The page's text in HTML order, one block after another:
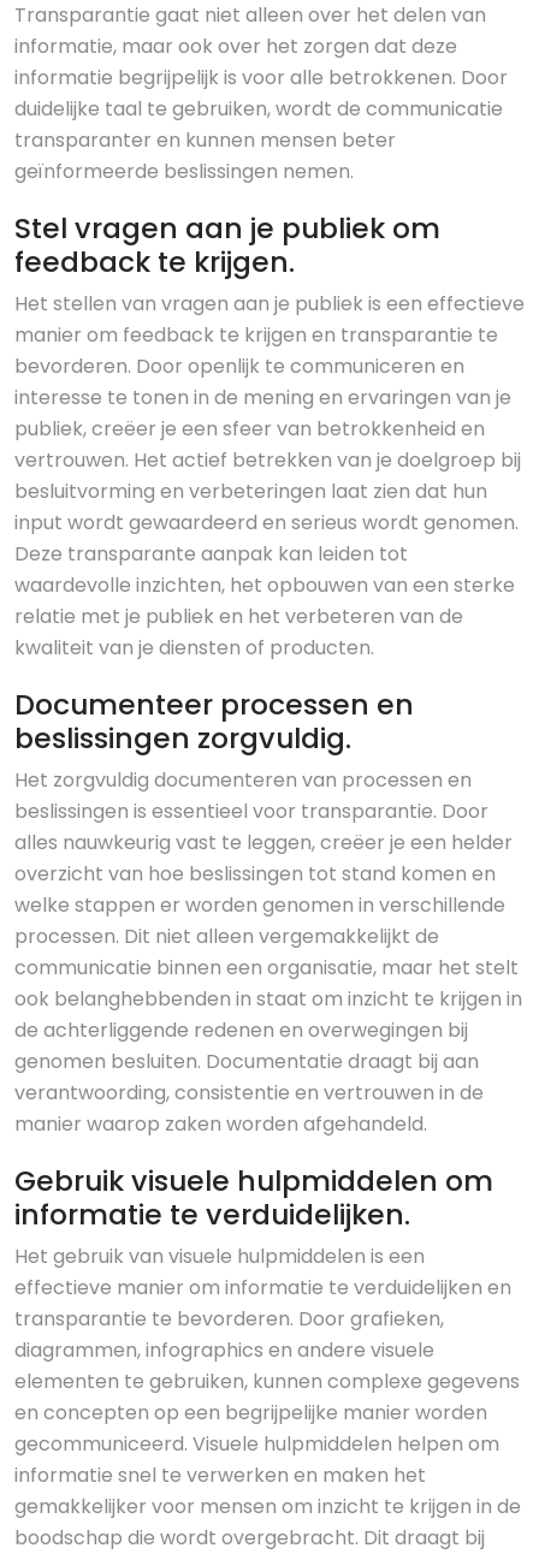
Transparantie gaat niet alleen over het delen van
informatie, maar ook over het zorgen dat deze
informatie begrijpelijk is voor alle betrokkenen. Door
duidelijke taal te gebruiken, wordt de communicatie
transparanter en kunnen mensen beter
geïnformeerde beslissingen nemen.
Stel vragen aan je publiek om
feedback te krijgen.
Het stellen van vragen aan je publiek is een effectieve
manier om feedback te krijgen en transparantie te
bevorderen. Door openlijk te communiceren en
interesse te tonen in de mening en ervaringen van je
publiek, creëer je een sfeer van betrokkenheid en
vertrouwen. Het actief betrekken van je doelgroep bij
besluitvorming en verbeteringen laat zien dat hun
input wordt gewaardeerd en serieus wordt genomen.
Deze transparante aanpak kan leiden tot
waardevolle inzichten, het opbouwen van een sterke
relatie met je publiek en het verbeteren van de
kwaliteit van je diensten of producten.
Documenteer processen en
beslissingen zorgvuldig.
Het zorgvuldig documenteren van processen en
beslissingen is essentieel voor transparantie. Door
alles nauwkeurig vast te leggen, creëer je een helder
overzicht van hoe beslissingen tot stand komen en
welke stappen er worden genomen in verschillende
processen. Dit niet alleen vergemakkelijkt de
communicatie binnen een organisatie, maar het stelt
ook belanghebbenden in staat om inzicht te krijgen in
de achterliggende redenen en overwegingen bij
genomen besluiten. Documentatie draagt bij aan
verantwoording, consistentie en vertrouwen in de
manier waarop zaken worden afgehandeld.
Gebruik visuele hulpmiddelen om
informatie te verduidelijken.
Het gebruik van visuele hulpmiddelen is een
effectieve manier om informatie te verduidelijken en
transparantie te bevorderen. Door grafieken,
diagrammen, infographics en andere visuele
elementen te gebruiken, kunnen complexe gegevens
en concepten op een begrijpelijke manier worden
gecommuniceerd. Visuele hulpmiddelen helpen om
informatie snel te verwerken en maken het
gemakkelijker voor mensen om inzicht te krijgen in de
boodschap die wordt overgebracht. Dit draagt bij